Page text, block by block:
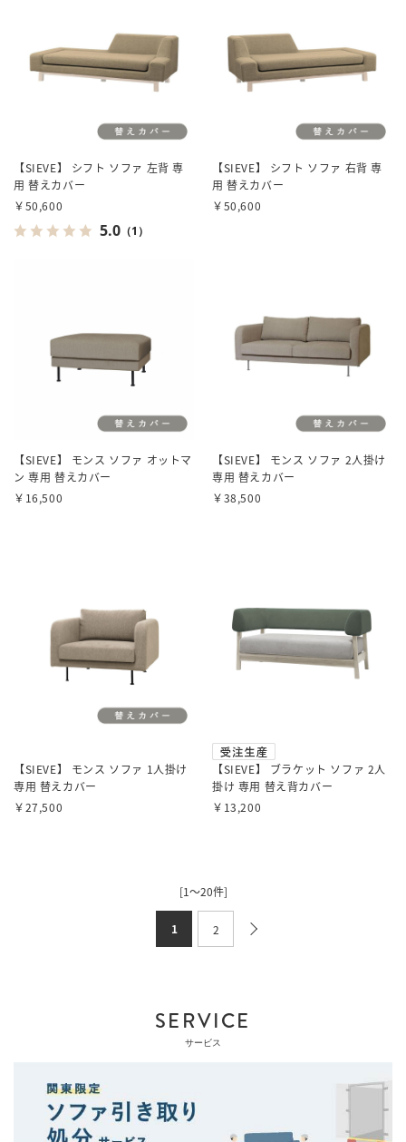
【SIEVE】 シフト ソファ 左背 専
用 替えカバー
￥50,600
5.0 （1）
【SIEVE】 シフト ソファ 右背 専
用 替えカバー
￥50,600
【SIEVE】 モンス ソファ オットマ
ン 専用 替えカバー
￥16,500
【SIEVE】 モンス ソファ 2人掛け
専用 替えカバー
￥38,500
【SIEVE】 モンス ソファ 1人掛け
専用 替えカバー
￥27,500
【SIEVE】 ブラケット ソファ 2人
掛け 専用 替え背カバー
￥13,200
[1～20件]
1 2
SERVICE
サービス